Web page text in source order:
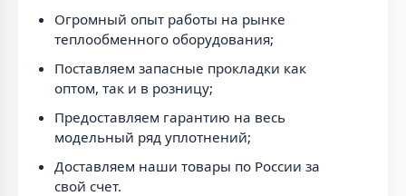
Огромный опыт работы на рынке
теплообменного оборудования;
Поставляем запасные прокладки как
оптом, так и в розницу;
Предоставляем гарантию на весь
модельный ряд уплотнений;
Доставляем наши товары по России за
свой счет.